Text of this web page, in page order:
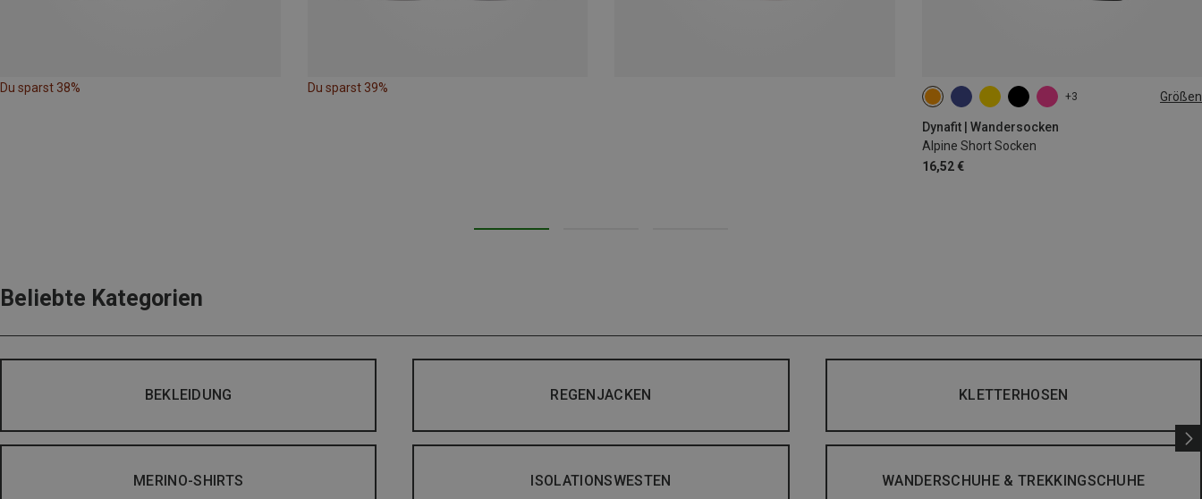
Du sparst 38% Du sparst 39%
+3 Größen
Dynafit | Wandersocken
Alpine Short Socken
16,52 €
35|36|37|38 39|40|41|42
Beliebte Kategorien
BEKLEIDUNG REGENJACKEN KLETTERHOSEN
MERINO-SHIRTS ISOLATIONSWESTEN WANDERSCHUHE & TREKKINGSCHUHE